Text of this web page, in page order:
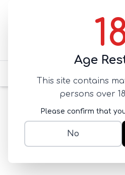
Age
This site contains
persons over
Please confirm that
No
Главная